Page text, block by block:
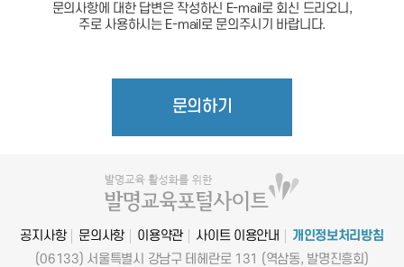
문의사항에 대한 답변은 작성하신 E-mail로 회신 드리오니,
주로 사용하시는 E-mail로 문의주시기 바랍니다.
문의하기
공지사항 문의사항 이용약관 사이트 이용안내
개인정보처리방침
(06133) 서울특별시 강남구 테헤란로 131 (역삼동, 발명진흥회)